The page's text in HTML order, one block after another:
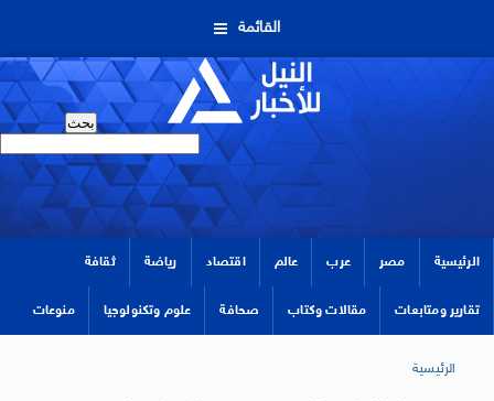
القائمة
الرئيسية مصر عرب عالم اقتصاد رياضة ثقافة
تقارير ومتابعات مقالات وكتاب صحافة علوم وتكنولوجيا منوعات
الرئيسية